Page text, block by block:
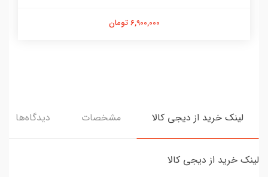
6,900,000 تومان
لینک خرید از دیجی کالا مشخصات دیدگاه‌ها
لینک خرید از دیجی کالا